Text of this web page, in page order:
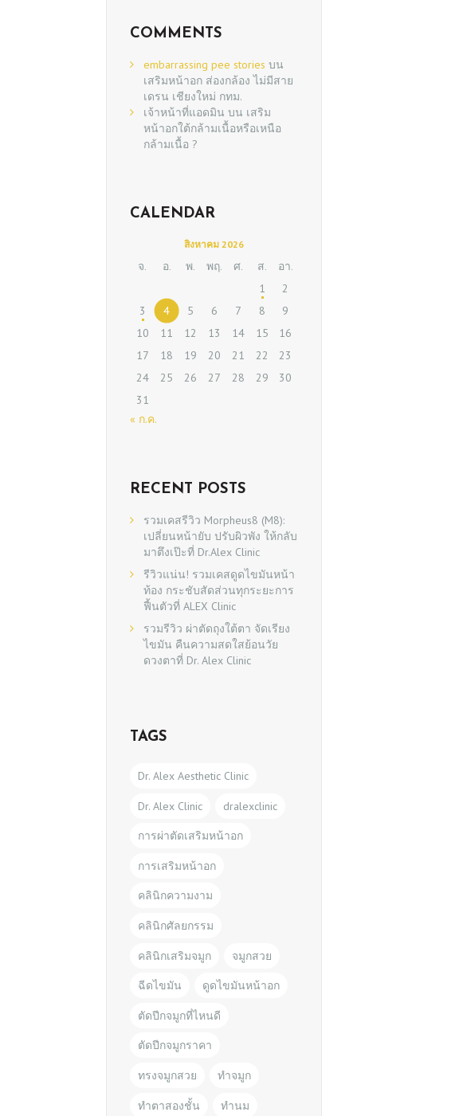
COMMENTS
embarrassing pee stories บน
เสริมหน้าอก ส่องกล้อง ไม่มีสาย
เดรน เชียงใหม่ กทม.
เจ้าหน้าที่แอดมิน บน เสริม
หน้าอกใต้กล้ามเนื้อหรือเหนือ
กล้ามเนื้อ ?
CALENDAR
สิงหาคม 2026
จ.
อ. พ. พฤ. ศ. ส. อา.
1
2
3
4 5 6 7 8
9
10
11 12 13 14 15
16
17
18 19 20 21 22
23
24
25 26 27 28 29
30
31
« ก.ค.
RECENT POSTS
รวมเคสรีวิว Morpheus8 (M8):
เปลี่ยนหน้ายับ ปรับผิวพัง ให้กลับ
มาตึงเป๊ะที่ Dr.Alex Clinic
รีวิวแน่น! รวมเคสดูดไขมันหน้า
ท้อง กระชับสัดส่วนทุกระยะการ
ฟื้นตัวที่ ALEX Clinic
รวมรีวิว ผ่าตัดถุงใต้ตา จัดเรียง
ไขมัน คืนความสดใสย้อนวัย
ดวงตาที่ Dr. Alex Clinic
TAGS
Dr. Alex Aesthetic Clinic
Dr. Alex Clinic dralexclinic
การผ่าตัดเสริมหน้าอก
การเสริมหน้าอก
คลินิกความงาม
คลินิกศัลยกรรม
คลินิกเสริมจมูก จมูกสวย
ฉีดไขมัน ดูดไขมันหน้าอก
ตัดปีกจมูกที่ไหนดี
ตัดปีกจมูกราคา
ทรงจมูกสวย ทำจมูก
ทำตาสองชั้น ทำนม